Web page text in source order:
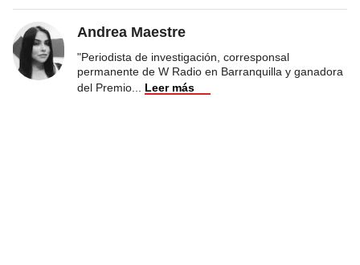
Andrea Maestre
"Periodista de investigación, corresponsal
permanente de W Radio en Barranquilla y ganadora
del Premio
Leer más